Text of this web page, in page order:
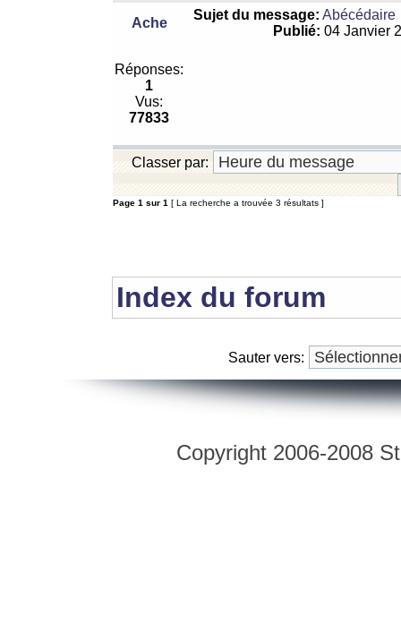
Ache
Sujet du message: Abécédaire
Publié: 04 Janvier
Réponses:
1
Vus:
77833
Classer par:
Page 1 sur 1 [ La recherche a trouvée 3 résultats ]
Index du forum
Sauter vers:
Copyright 2006-2008